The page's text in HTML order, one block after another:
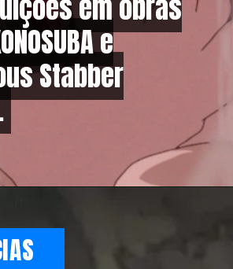
e
Stabber
e
Stabber